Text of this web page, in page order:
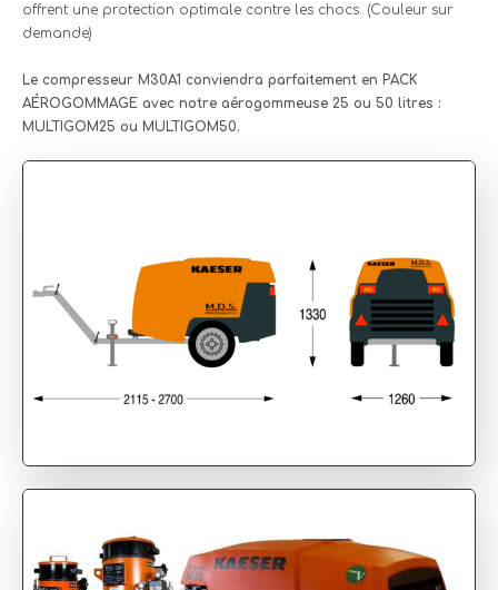
offrent une protection optimale contre les chocs. (Couleur sur
demande)
Le compresseur M30A1 conviendra parfaitement en PACK
AÉROGOMMAGE avec notre aérogommeuse 25 ou 50 litres :
MULTIGOM25 ou MULTIGOM50.